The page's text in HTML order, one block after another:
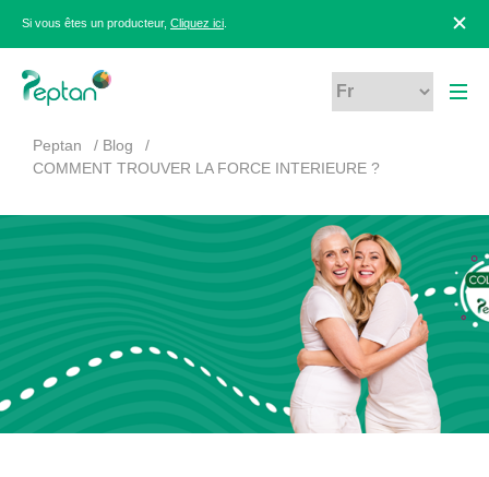
Si vous êtes un producteur, Cliquez ici
Peptan
Blog
COMMENT TROUVER LA FORCE INTERIEURE ?